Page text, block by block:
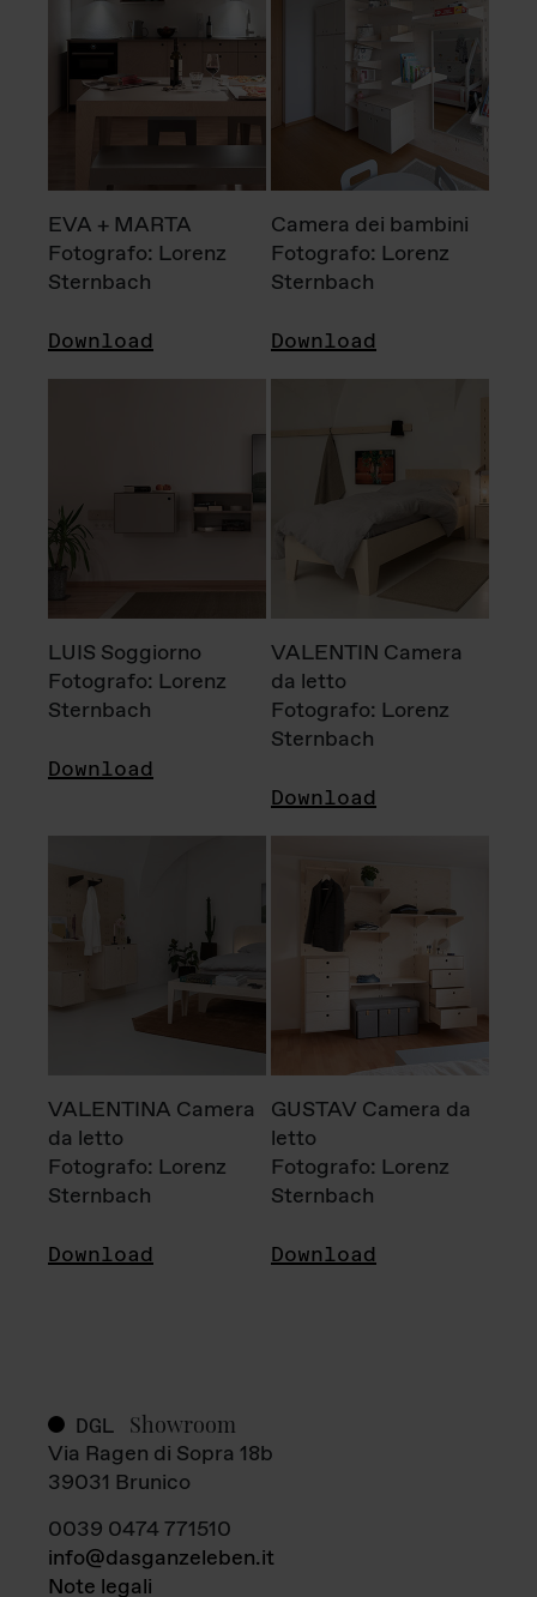
EVA + MARTA
Fotografo: Lorenz
Sternbach
Download
Camera dei bambini
Fotografo: Lorenz
Sternbach
Download
LUIS Soggiorno
Fotografo: Lorenz
Sternbach
Download
VALENTIN Camera
da letto
Fotografo: Lorenz
Sternbach
Download
VALENTINA Camera
da letto
Fotografo: Lorenz
Sternbach
Download
GUSTAV Camera da
letto
Fotografo: Lorenz
Sternbach
Download
DGL Showroom
Via Ragen di Sopra 18b
39031 Brunico
0039 0474 771510
info@dasganzeleben.it
Note legali